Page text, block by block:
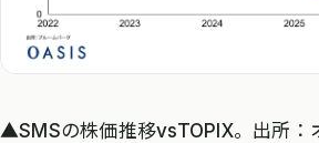
▲SMSの株価推移vsTOPIX。出所：